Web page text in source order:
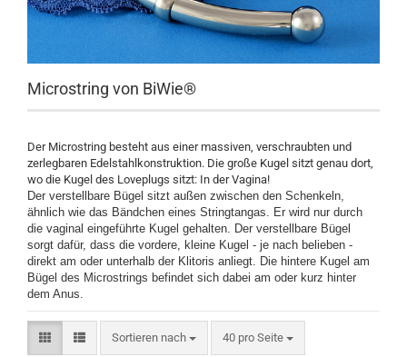
Microstring von BiWie®
Der Microstring besteht aus einer massiven, verschraubten und
zerlegbaren Edelstahlkonstruktion. Die große Kugel sitzt genau dort,
wo die Kugel des Loveplugs sitzt: In der Vagina!
Der verstellbare Bügel sitzt außen zwischen den Schenkeln,
ähnlich wie das Bändchen eines Stringtangas. Er wird nur durch
die vaginal eingeführte Kugel gehalten. Der verstellbare Bügel
sorgt dafür, dass die vordere, kleine Kugel - je nach belieben -
direkt am oder unterhalb der Klitoris anliegt. Die hintere Kugel am
Bügel des Microstrings befindet sich dabei am oder kurz hinter
dem Anus.
Sortieren nach
Sortieren nach 40 pro Seite
pro Seite